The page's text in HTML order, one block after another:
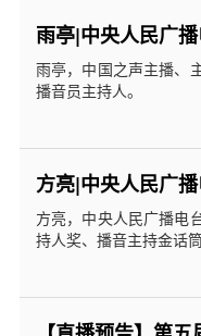
雨亭|中央人民广
雨亭，中国之声主播、
播音员主持人。
方亮|中央人民广
方亮，中央人民广播电
持人奖、播音主持金话筒